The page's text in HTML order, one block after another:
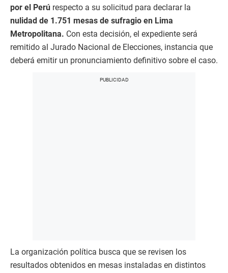
por el Perú respecto a su solicitud para declarar la
nulidad de 1.751 mesas de sufragio en Lima
Metropolitana. Con esta decisión, el expediente será
remitido al Jurado Nacional de Elecciones, instancia que
deberá emitir un pronunciamiento definitivo sobre el caso.
La organización política busca que se revisen los
resultados obtenidos en mesas instaladas en distintos